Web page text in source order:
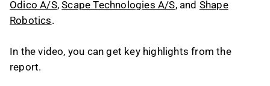
Odico A/S,Scape Technologies A/S, and Shape
Robotics.
In the video, you can get key highlights from the
report.